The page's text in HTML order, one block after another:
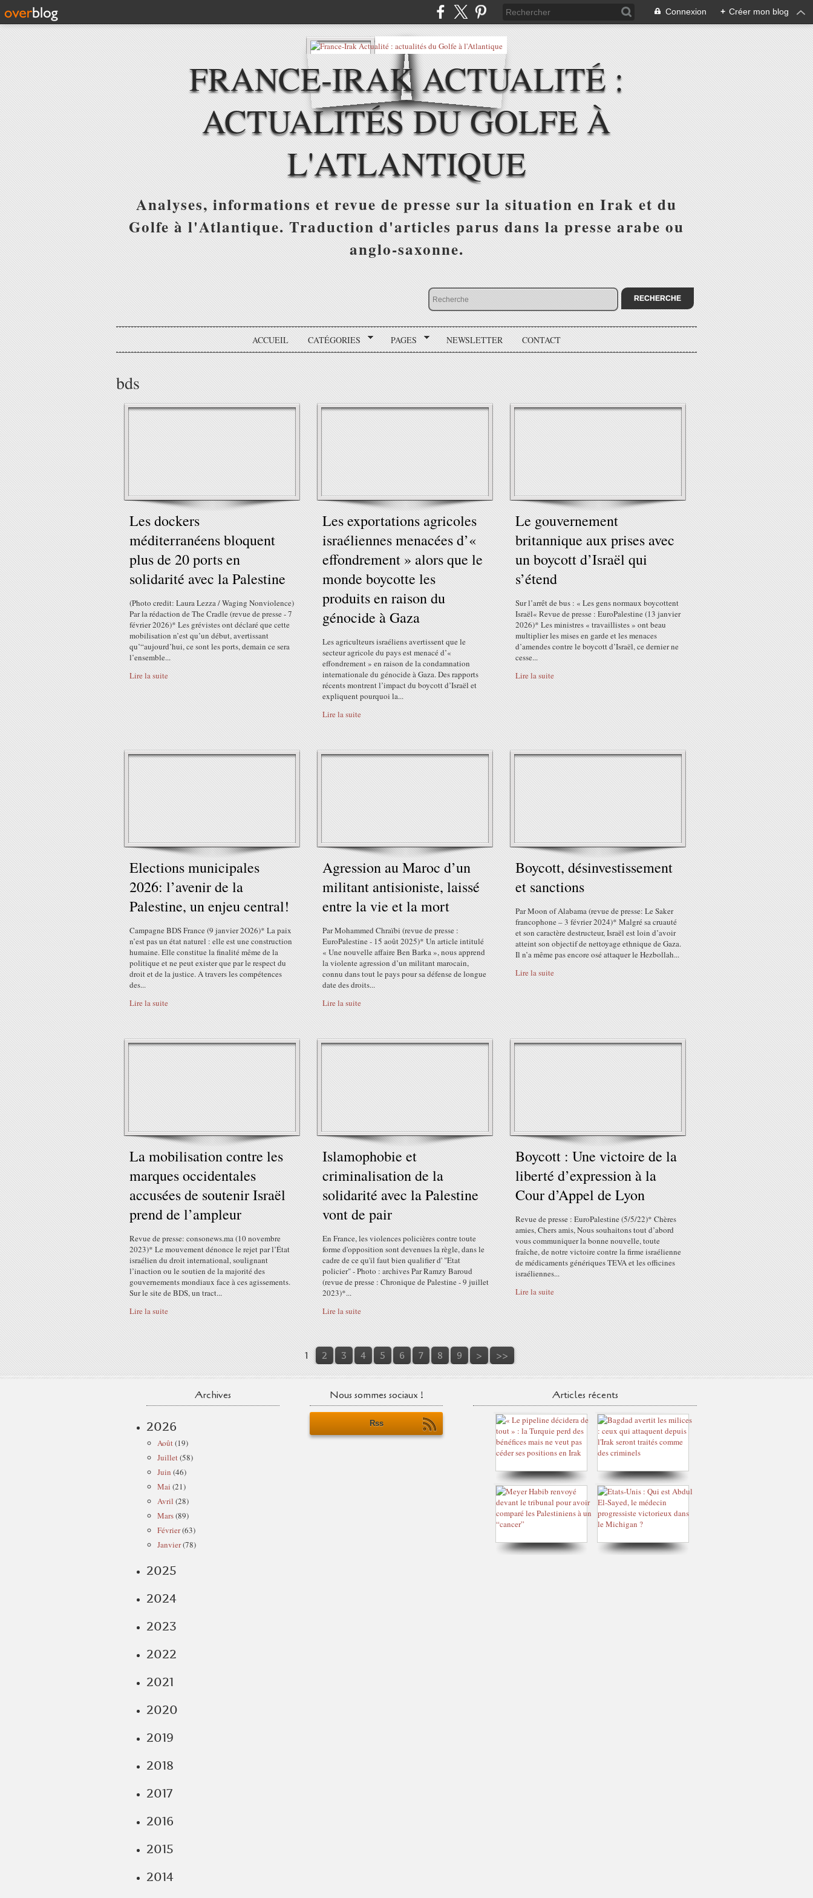
Connexion + Créer mon blog
FRANCE-IRAK ACTUALITÉ :
ACTUALITÉS DU GOLFE À
L'ATLANTIQUE
Analyses, informations et revue de presse sur la situation en Irak et du
Golfe à l'Atlantique. Traduction d'articles parus dans la presse arabe ou
anglo-saxonne.
ACCUEIL CATÉGORIES PAGES NEWSLETTER CONTACT
bds
Les dockers
méditerranéens bloquent
plus de 20 ports en
solidarité avec la Palestine
(Photo credit: Laura Lezza / Waging Nonviolence)
Par la rédaction de The Cradle (revue de presse - 7
février 2026)* Les grévistes ont déclaré que cette
mobilisation n’est qu’un début, avertissant
qu’“aujourd’hui, ce sont les ports, demain ce sera
l’ensemble...
Lire la suite
Les exportations agricoles
israéliennes menacées d’«
effondrement » alors que le
monde boycotte les
produits en raison du
génocide à Gaza
Les agriculteurs israéliens avertissent que le
secteur agricole du pays est menacé d’«
effondrement » en raison de la condamnation
internationale du génocide à Gaza. Des rapports
récents montrent l’impact du boycott d’Israël et
expliquent pourquoi la...
Lire la suite
Le gouvernement
britannique aux prises avec
un boycott d’Israël qui
s’étend
Sur l’arrêt de bus : « Les gens normaux boycottent
Israël« Revue de presse : EuroPalestine (13 janvier
2026)* Les ministres « travaillistes » ont beau
multiplier les mises en garde et les menaces
d’amendes contre le boycott d’Israël, ce dernier ne
cesse...
Lire la suite
Elections municipales
2026: l’avenir de la
Palestine, un enjeu central!
Campagne BDS France (9 janvier 2O26)* La paix
n’est pas un état naturel : elle est une construction
humaine. Elle constitue la finalité même de la
politique et ne peut exister que par le respect du
droit et de la justice. A travers les compétences
des...
Lire la suite
Agression au Maroc d’un
militant antisioniste, laissé
entre la vie et la mort
Par Mohammed Chraïbi (revue de presse :
EuroPalestine - 15 août 2025)* Un article intitulé
« Une nouvelle affaire Ben Barka », nous apprend
la violente agression d’un militant marocain,
connu dans tout le pays pour sa défense de longue
date des droits...
Lire la suite
Boycott, désinvestissement
et sanctions
Par Moon of Alabama (revue de presse: Le Saker
francophone – 3 février 2024)* Malgré sa cruauté
et son caractère destructeur, Israël est loin d’avoir
atteint son objectif de nettoyage ethnique de Gaza.
Il n’a même pas encore osé attaquer le Hezbollah...
Lire la suite
La mobilisation contre les
marques occidentales
accusées de soutenir Israël
prend de l’ampleur
Revue de presse: consonews.ma (10 novembre
2023)* Le mouvement dénonce le rejet par l’État
israélien du droit international, soulignant
l’inaction ou le soutien de la majorité des
gouvernements mondiaux face à ces agissements.
Sur le site de BDS, un tract...
Lire la suite
Islamophobie et
criminalisation de la
solidarité avec la Palestine
vont de pair
En France, les violences policières contre toute
forme d'opposition sont devenues la règle, dans le
cadre de ce qu'il faut bien qualifier d' "Etat
policier" - Photo : archives Par Ramzy Baroud
(revue de presse : Chronique de Palestine - 9 juillet
2023)*...
Lire la suite
Boycott : Une victoire de la
liberté d’expression à la
Cour d’Appel de Lyon
Revue de presse : EuroPalestine (5/5/22)* Chères
amies, Chers amis, Nous souhaitons tout d’abord
vous communiquer la bonne nouvelle, toute
fraîche, de notre victoire contre la firme israélienne
de médicaments génériques TEVA et les officines
israéliennes...
Lire la suite
1 2 3 4 5 6 7 8 9 > >>
Archives
2026
Août(19)
Juillet(58)
Juin (46)
Mai (21)
Avril (28)
Mars(89)
Février(63)
Janvier(78)
2025
2024
2023
2022
2021
2020
2019
2018
2017
2016
2015
2014
Nous sommes sociaux !
Rss
Articles récents